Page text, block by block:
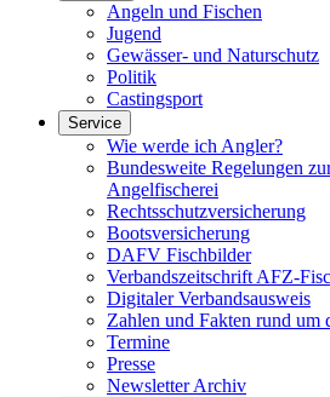
Angeln und Fischen
Jugend
Gewässer- und Naturschutz
Politik
Castingsport
Service
Wie werde ich Angler?
Bundesweite Regelungen
Angelfischerei
Rechtsschutzversicherung
Bootsversicherung
DAFV Fischbilder
Verbandszeitschrift AFZ-
Digitaler Verbandsausweis
Zahlen und Fakten rund um
Termine
Presse
Newsletter Archiv